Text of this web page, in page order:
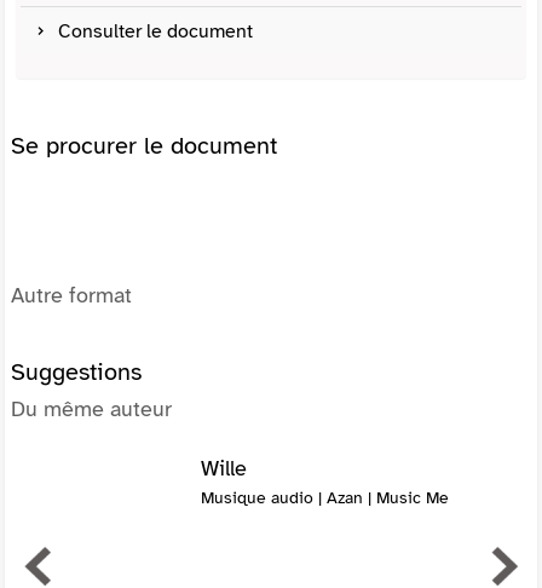
Consulter le document
Se procurer le document
Autre format
Suggestions
Du même auteur
Wille
Musique audio | Azan | Music Me